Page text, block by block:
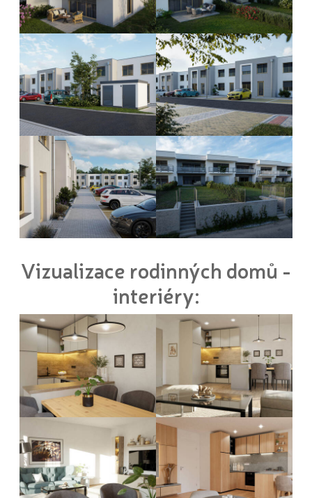
Vizualizace rodinných domů -
interiéry: